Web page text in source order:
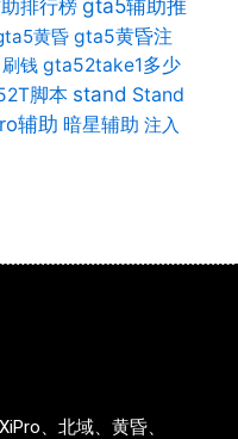
排行榜 gta5辅助推
黄昏 gta5黄昏注
钱 gta52take1多少
脚本 stand Stand
辅助 暗星辅助 注入
、北域、黄昏、